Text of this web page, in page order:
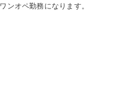
オペ勤務になります。